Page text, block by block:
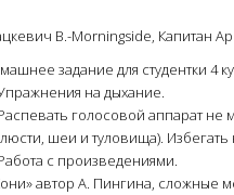
В.-Morningside, Капитан
задание для студентки 4
на дыхание.
голосовой аппарат
шеи и туловища).
с произведениями.
автор А. Пингина, сложные